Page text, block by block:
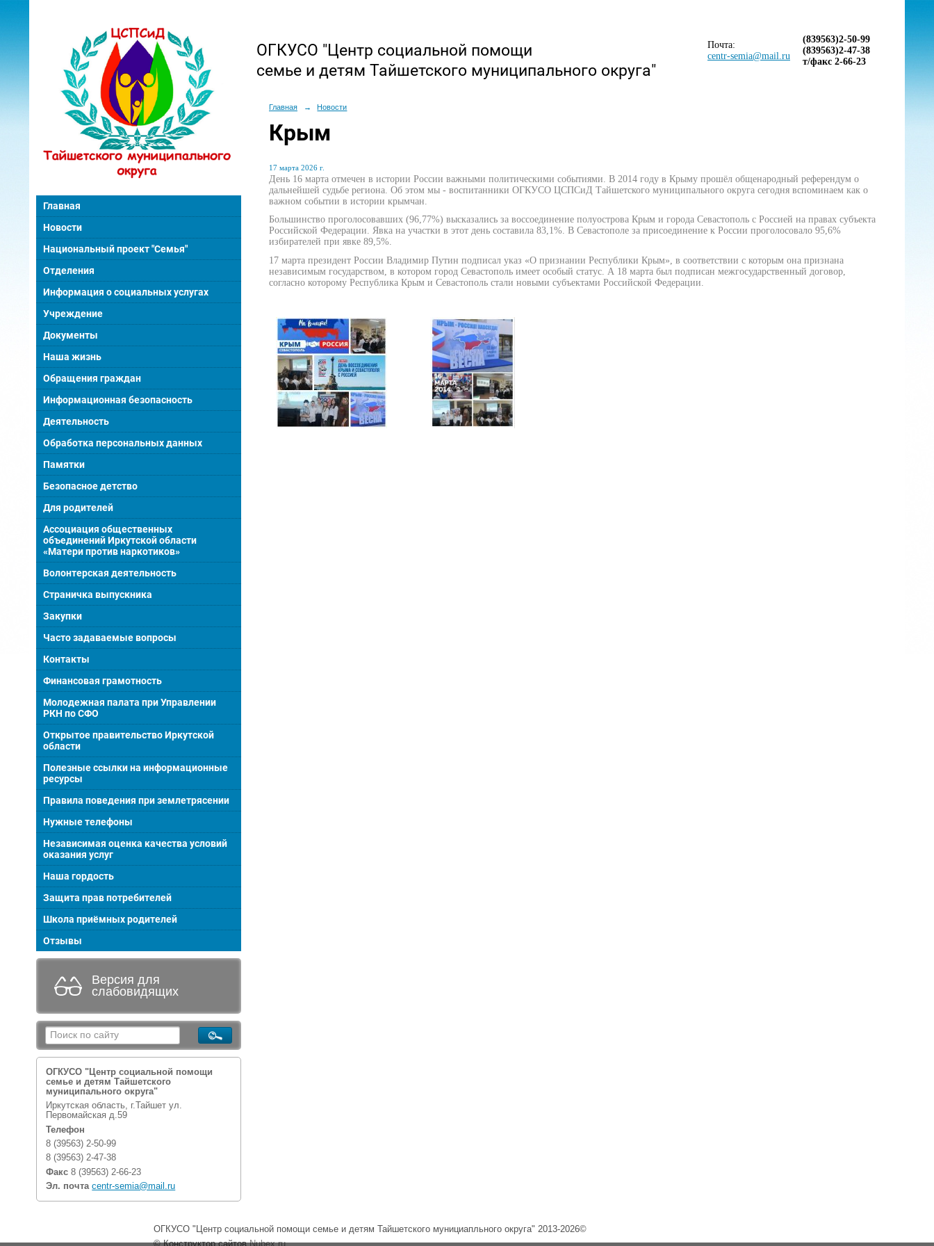
Главная
Новости
Национальный проект "Семья"
Отделения
Информация о социальных услугах
Учреждение
Документы
Наша жизнь
Обращения граждан
Информационная безопасность
Деятельность
Обработка персональных данных
Памятки
Безопасное детство
Для родителей
Ассоциация общественных
объединений Иркутской области
«Матери против наркотиков»
Волонтерская деятельность
Страничка выпускника
Закупки
Часто задаваемые вопросы
Контакты
Финансовая грамотность
Молодежная палата при Управлении
РКН по СФО
Открытое правительство Иркутской
области
Полезные ссылки на информационные
ресурсы
Правила поведения при землетрясении
Нужные телефоны
Независимая оценка качества условий
оказания услуг
Наша гордость
Защита прав потребителей
Школа приёмных родителей
Отзывы
Версия для
слабовидящих
ОГКУСО "Центр социальной помощи
семье и детям Тайшетского
муниципального округа"
Иркутская область, г.Тайшет ул.
Первомайская д.59
Телефон
8 (39563) 2-50-99
8 (39563) 2-47-38
Факс 8 (39563) 2-66-23
Эл. почта centr-semia@mail.ru
ОГКУСО "Центр социальной помощи
семье и детям Тайшетского муниципального округа"
Почта:
centr-semia@mail.ru
(839563)2-50-99
(839563)2-47-38
т/факс 2-66-23
Главная → Новости
Крым
17 марта 2026 г.
День 16 марта отмечен в истории России важными политическими событиями. В 2014 году в Крыму прошёл общенародный референдум о
дальнейшей судьбе региона. Об этом мы - воспитанники ОГКУСО ЦСПСиД Тайшетского муниципального округа сегодня вспоминаем как о
важном событии в истории крымчан.
Большинство проголосовавших (96,77%) высказались за воссоединение полуострова Крым и города Севастополь с Россией на правах субъекта
Российской Федерации. Явка на участки в этот день составила 83,1%. В Севастополе за присоединение к России проголосовало 95,6%
избирателей при явке 89,5%.
17 марта президент России Владимир Путин подписал указ «О признании Республики Крым», в соответствии с которым она признана
независимым государством, в котором город Севастополь имеет особый статус. А 18 марта был подписан межгосударственный договор,
согласно которому Республика Крым и Севастополь стали новыми субъектами Российской Федерации.
ОГКУСО "Центр социальной помощи семье и детям Тайшетского мунициапльного округа" 2013-2026©